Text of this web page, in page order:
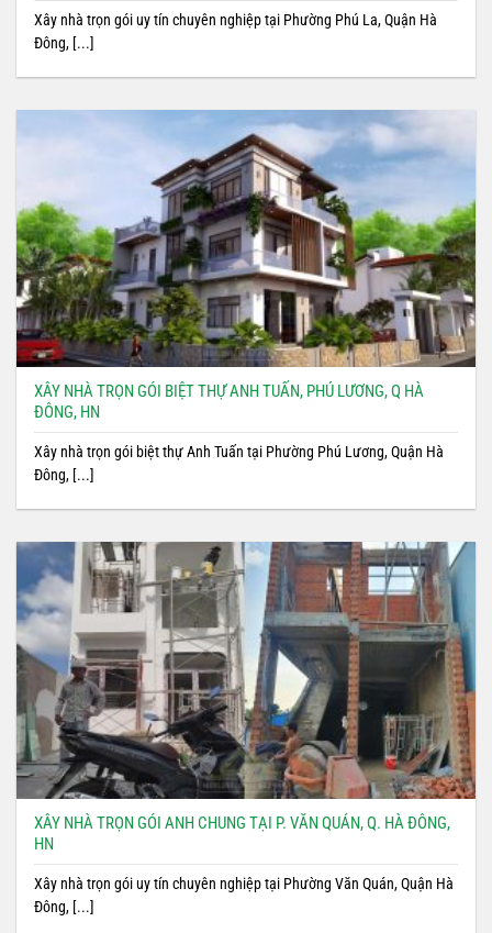
Xây nhà trọn gói uy tín chuyên nghiệp tại Phường Phú La, Quận Hà
Đông, [...]
XÂY NHÀ TRỌN GÓI BIỆT THỰ ANH TUẤN, PHÚ LƯƠNG, Q HÀ
ĐÔNG, HN
Xây nhà trọn gói biệt thự Anh Tuấn tại Phường Phú Lương, Quận Hà
Đông, [...]
XÂY NHÀ TRỌN GÓI ANH CHUNG TẠI P. VĂN QUÁN, Q. HÀ ĐÔNG,
HN
Xây nhà trọn gói uy tín chuyên nghiệp tại Phường Văn Quán, Quận Hà
Đông, [...]